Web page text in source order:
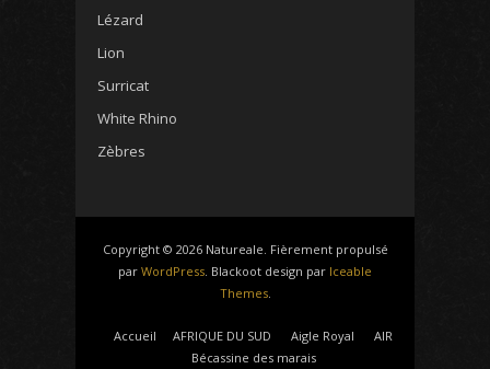
Lézard
Lion
Surricat
White Rhino
Zèbres
Copyright © 2026 Natureale. Fièrement propulsé
par WordPress . Blackoot design par Iceable
Themes.
Accueil AFRIQUE DU SUD Aigle Royal
AIR
Bécassine des marais